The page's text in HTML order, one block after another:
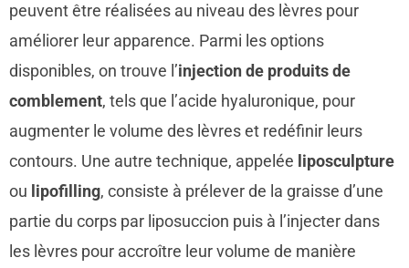
peuvent être réalisées au niveau des lèvres pour
améliorer leur apparence. Parmi les options
disponibles, on trouve l’injection de produits de
comblement, tels que l’acide hyaluronique, pour
augmenter le volume des lèvres et redéfinir leurs
contours. Une autre technique, appelée liposculpture
ou lipofilling, consiste à prélever de la graisse d’une
partie du corps par liposuccion puis à l’injecter dans
les lèvres pour accroître leur volume de manière